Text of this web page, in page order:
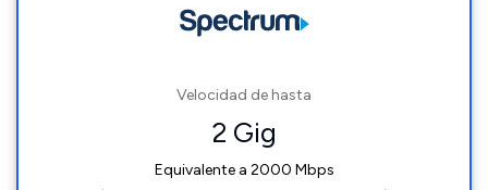
Velocidad de hasta
2 Gig
Equivalente a 2000 Mbps